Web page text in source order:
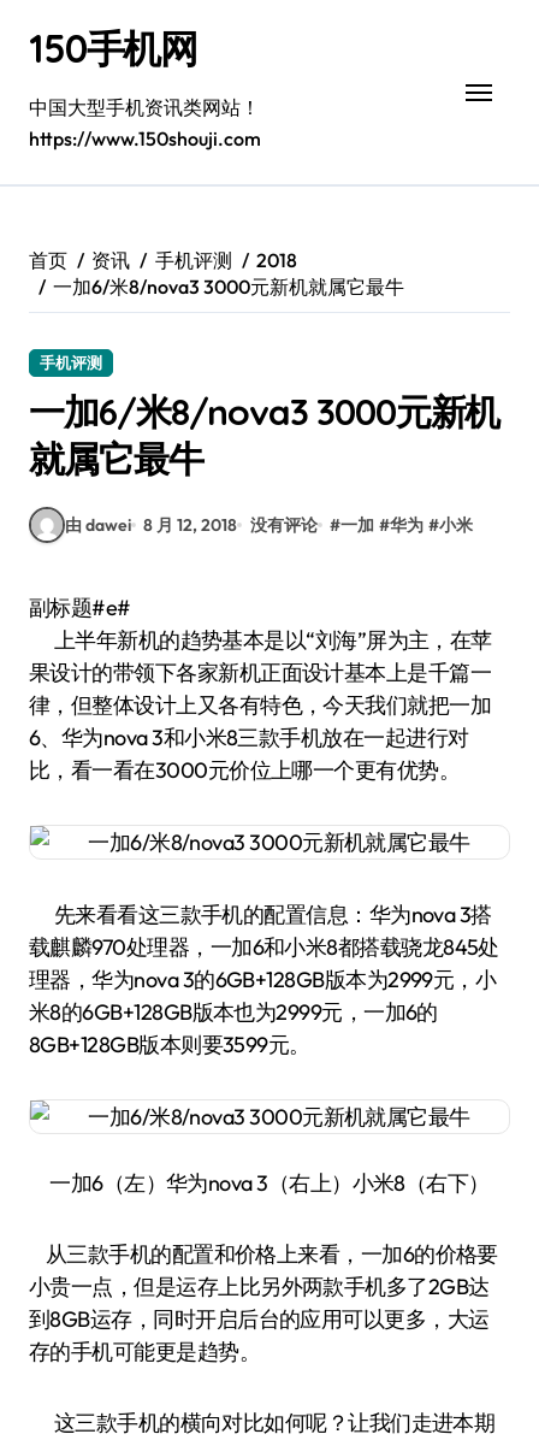
150手机网
中国大型手机资讯类网站！
https://www.150shouji.com
首页 资讯 手机评测
2018
一加6/米8/nova3 3000元新机就属它最牛
手机评测
一加6/米8/nova3 3000元新机
就属它最牛
由 dawei 8 月 12, 2018 没有评论 #一加 #华为 #小米
副标题#e#
上半年新机的趋势基本是以“刘海”屏为主，在苹
果设计的带领下各家新机正面设计基本上是千篇一
律，但整体设计上又各有特色，今天我们就把一加
6、华为nova 3和小米8三款手机放在一起进行对
比，看一看在3000元价位上哪一个更有优势。
先来看看这三款手机的配置信息：华为nova 3搭
载麒麟970处理器，一加6和小米8都搭载骁龙845处
理器，华为nova 3的6GB+128GB版本为2999元，小
米8的6GB+128GB版本也为2999元，一加6的
8GB+128GB版本则要3599元。
一加6（左）华为nova 3（右上）小米8（右下）
从三款手机的配置和价格上来看，一加6的价格要
小贵一点，但是运存上比另外两款手机多了2GB达
到8GB运存，同时开启后台的应用可以更多，大运
存的手机可能更是趋势。
这三款手机的横向对比如何呢？让我们走进本期